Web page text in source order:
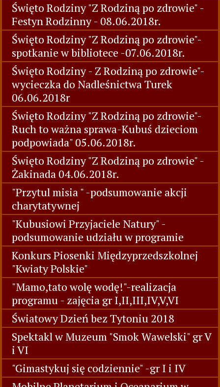
Święto Rodziny "Z Rodziną po zdrowie" -
Festyn Rodzinny - 08.06.2018r.
Święto Rodziny "Z Rodziną po zdrowie"-
spotkanie w bibliotece -07.06.2018r.
Święto Rodziny - Z Rodziną po zdrowie"-
wycieczka do Nadleśnictwa Turek
06.06.2018r
Święto Rodziny "Z Rodziną po zdrowie"-
Ruch to ważna sprawa-Kubuś dzieciom
podpowiada" 05.06.2018r.
Święto Rodziny "Z Rodziną po zdrowie" -
Żakinada 04.06.2018r.
"Przytul misia " -podsumowanie akcji
charytatywnej
"Kubusiowi Przyjaciele Natury" -
podsumowanie udziału w programie
Konkurs Piosenki Międzyprzedszkolnej
"Kwiaty Polskie"
"Mamo,tato wolę wodę!"-realizacja
programu - zajęcia gr I,II,III,IV,V,VI
Światowy Dzień bez Tytoniu 2018
Spektakl w Muzeum "Smok Wawelski" gr V
i VI
"Gimastykuj się codziennie" -gr I i IV